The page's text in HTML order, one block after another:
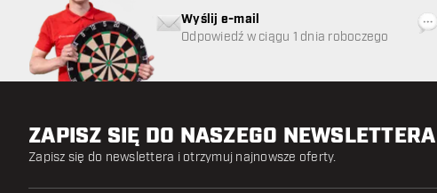
Wyślij e-mail
Odpowiedź w ciągu 1 dnia roboczego
ZAPISZ SIĘ DO NASZEGO NEWSLETTERA
Zapisz się do newslettera i otrzymuj najnowsze oferty.